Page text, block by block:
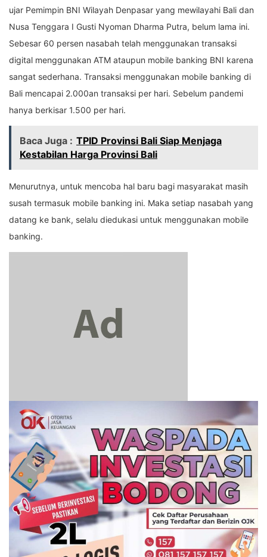
ujar Pemimpin BNI Wilayah Denpasar yang mewilayahi Bali dan
Nusa Tenggara I Gusti Nyoman Dharma Putra, belum lama ini.
Sebesar 60 persen nasabah telah menggunakan transaksi
digital menggunakan ATM ataupun mobile banking BNI karena
sangat sederhana. Transaksi menggunakan mobile banking di
Bali mencapai 2.000an transaksi per hari. Sebelum pandemi
hanya berkisar 1.500 per hari.
Baca Juga : TPID Provinsi Bali Siap Menjaga
Kestabilan Harga Provinsi Bali
Menurutnya, untuk mencoba hal baru bagi masyarakat masih
susah termasuk mobile banking ini. Maka setiap nasabah yang
datang ke bank, selalu diedukasi untuk menggunakan mobile
banking.